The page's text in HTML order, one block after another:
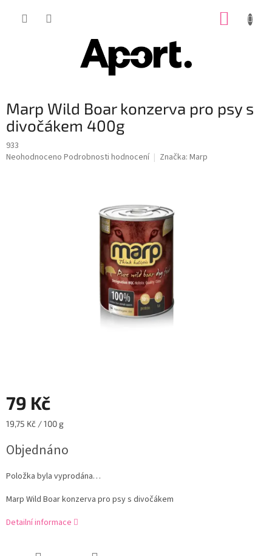
Marp Wild Boar konzerva pro psy s
divočákem 400g
933
Průměrné
Neohodnoceno Podrobnosti hodnocení Značka: Marp
79 Kč
Měrná
19,75 Kč / 100 g
Objednáno
Položka byla vyprodána…
Marp Wild Boar konzerva pro psy s divočákem
Detailní informace